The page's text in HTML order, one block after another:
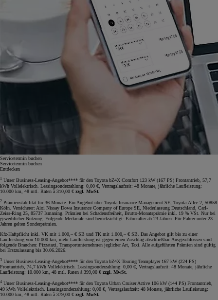
Servicetermin buchen
Servicetermin buchen
Entdecken
1 Unser Business-Leasing-Angebot**** für den Toyota bZ4X Comfort 123 kW (167 PS) Frontantrieb, 57,7
kWh Vollelektrisch. Leasingsonderzahlung: 0,00 €, Vertragslaufzeit: 48 Monate, jährliche Laufleistung:
10.000 km, 48 mtl. Raten à 310,00 € zzgl. MwSt.
2 Prämienstabilität für 36 Monate. Ein Angebot über Toyota Insurance Management SE, Toyota-Allee 2, 50858
Köln. Versicherer: Aioi Nissay Dowa Insurance Company of Europe SE, Niederlassung Deutschland, Carl-
Zeiss-Ring 25, 85737 Ismaning. Prämien bei Schadensfreiheit, Brutto-Monatsprämie inkl. 19 % VSt. Nur bei
gewerblicher Nutzung. Folgende Merkmale sind berücksichtigt: Fahreralter ab 23 Jahren. Für Fahrer unter 23
Jahren gelten Sonderprämien.
Kfz-Haftpflicht inkl. VK mit 1.000,– € SB und TK mit 1.000,– € SB. Das Angebot gilt bis zu einer
Laufleistung von 10.000 km, mehr Laufleistung ist gegen einen Zuschlag abschließbar. Ausgeschlossen sind
folgende Branchen: Pizzataxi, Transportunternehmen jeglicher Art, Taxi. Alle aufgeführten Prämien sind gültig
bei Erstzulassung bis 30.06.2026.
3 Unser Business-Leasing-Angebot**** für den Toyota bZ4X Touring Teamplayer 167 kW (224 PS)
Frontantrieb, 74,7 kWh Vollelektrisch. Leasingsonderzahlung: 0,00 €, Vertragslaufzeit: 48 Monate, jährliche
Laufleistung: 10.000 km, 48 mtl. Raten à 399,00 € zzgl. MwSt.
4 Unser Business-Leasing-Angebot**** für den Toyota Urban Cruiser Active 106 kW (144 PS) Frontantrieb,
49 kWh Vollelektrisch. Leasingsonderzahlung: 0,00 €, Vertragslaufzeit: 48 Monate, jährliche Laufleistung:
10.000 km, 48 mtl. Raten à 379,00 € zzgl. MwSt.